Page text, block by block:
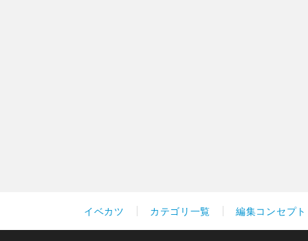
イベカツ カテゴリ一覧 編集コンセプト